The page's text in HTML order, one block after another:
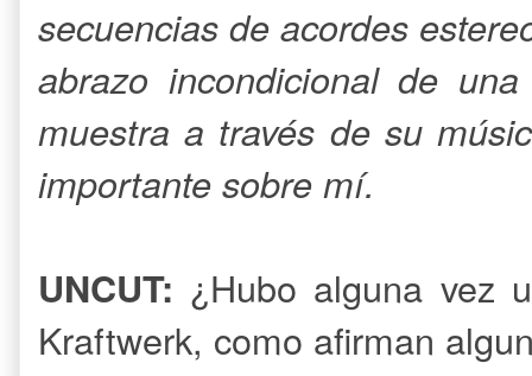
secuencias de acordes
abrazo incondicional de
muestra a través de su
importante sobre mí.
UNCUT: ¿Hubo alguna vez
Kraftwerk, como afirman